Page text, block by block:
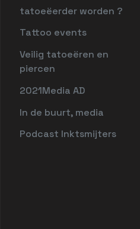
tatoeëerder worden ?
Tattoo events
Veilig tatoeëren en
piercen
2021Media AD
In de buurt, media
Podcast Inktsmijters